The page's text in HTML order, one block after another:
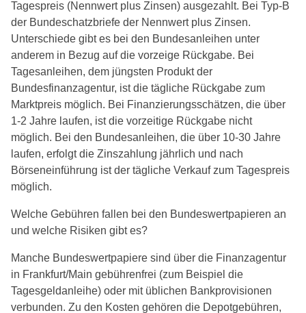
Tagespreis (Nennwert plus Zinsen) ausgezahlt. Bei Typ-B
der Bundeschatzbriefe der Nennwert plus Zinsen.
Unterschiede gibt es bei den Bundesanleihen unter
anderem in Bezug auf die vorzeige Rückgabe. Bei
Tagesanleihen, dem jüngsten Produkt der
Bundesfinanzagentur, ist die tägliche Rückgabe zum
Marktpreis möglich. Bei Finanzierungsschätzen, die über
1-2 Jahre laufen, ist die vorzeitige Rückgabe nicht
möglich. Bei den Bundesanleihen, die über 10-30 Jahre
laufen, erfolgt die Zinszahlung jährlich und nach
Börseneinführung ist der tägliche Verkauf zum Tagespreis
möglich.
Welche Gebühren fallen bei den Bundeswertpapieren an
und welche Risiken gibt es?
Manche Bundeswertpapiere sind über die Finanzagentur
in Frankfurt/Main gebührenfrei (zum Beispiel die
Tagesgeldanleihe) oder mit üblichen Bankprovisionen
verbunden. Zu den Kosten gehören die Depotgebühren,